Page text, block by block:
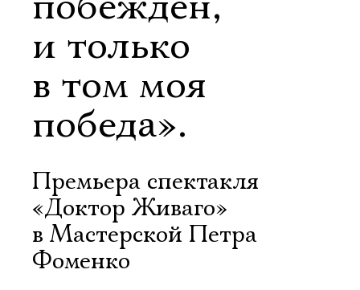
и только
в том моя
победа».
Премьера спектакля
«Доктор Живаго»
в Мастерской Петра
Фоменко